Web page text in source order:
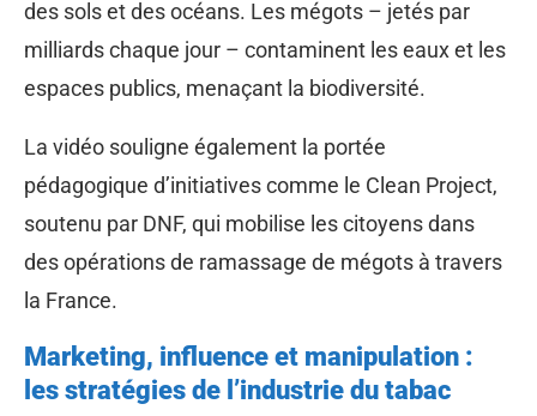
des sols et des océans. Les mégots – jetés par
milliards chaque jour – contaminent les eaux et les
espaces publics, menaçant la biodiversité.
La vidéo souligne également la portée
pédagogique d’initiatives comme le Clean Project,
soutenu par DNF, qui mobilise les citoyens dans
des opérations de ramassage de mégots à travers
la France.
Marketing, influence et manipulation :
les stratégies de l’industrie du tabac